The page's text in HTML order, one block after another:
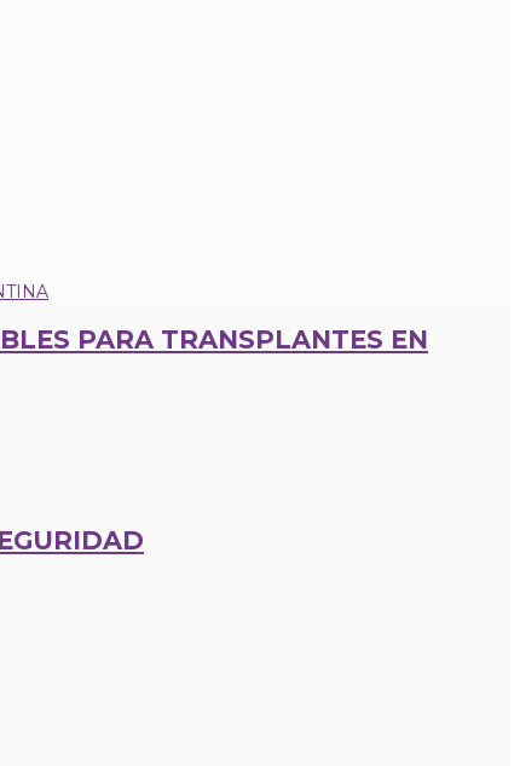
PARA TRANSPLANTES EN